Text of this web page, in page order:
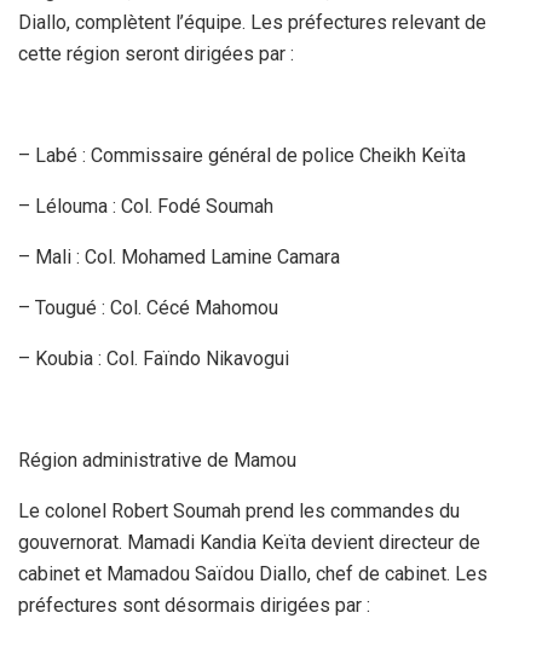
Diallo, complètent l’équipe. Les préfectures relevant de
cette région seront dirigées par :
– Labé : Commissaire général de police Cheikh Keïta
– Lélouma : Col. Fodé Soumah
– Mali : Col. Mohamed Lamine Camara
– Tougué : Col. Cécé Mahomou
– Koubia : Col. Faïndo Nikavogui
Région administrative de Mamou
Le colonel Robert Soumah prend les commandes du
gouvernorat. Mamadi Kandia Keïta devient directeur de
cabinet et Mamadou Saïdou Diallo, chef de cabinet. Les
préfectures sont désormais dirigées par :